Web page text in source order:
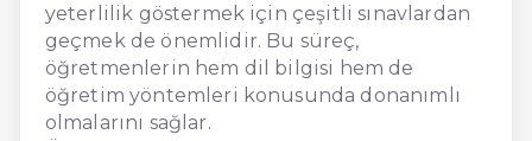
yeterlilik göstermek için çeşitli sınavlardan
geçmek de önemlidir. Bu süreç,
öğretmenlerin hem dil bilgisi hem de
öğretim yöntemleri konusunda donanımlı
olmalarını sağlar.